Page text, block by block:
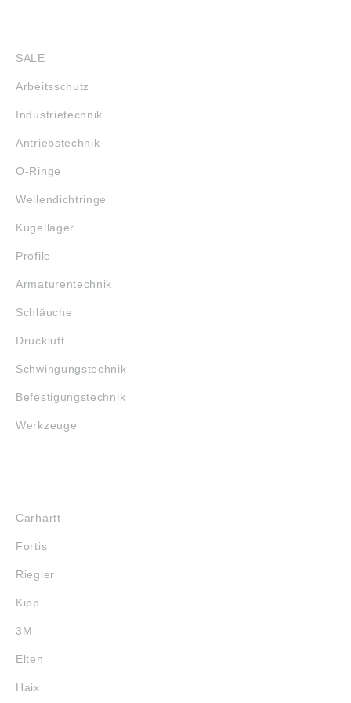
SALE
Arbeitsschutz
Industrietechnik
Antriebstechnik
O-Ringe
Wellendichtringe
Kugellager
Profile
Armaturentechnik
Schläuche
Druckluft
Schwingungstechnik
Befestigungstechnik
Werkzeuge
Carhartt
Fortis
Riegler
Kipp
3M
Elten
Haix